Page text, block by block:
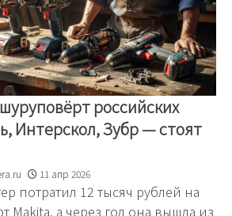
российских
Интерскол, Зубр — стоят
11 апр 2026
потратил 12 тысяч рублей на
Makita, а через год она вышла из